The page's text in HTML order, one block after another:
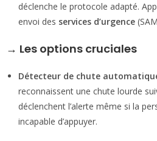
déclenche le protocole adapté.
envoi des services d’urgence
→ Les options cruciales
Détecteur de chute
reconnaissent une chute lourde
déclenchent l’alerte même si la
incapable d’appuyer.